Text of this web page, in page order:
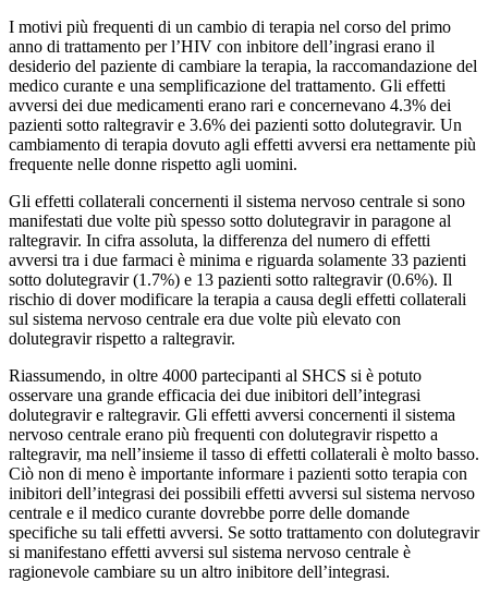
I motivi più frequenti di un cambio di terapia nel corso del primo
anno di trattamento per l’HIV con inbitore dell’ingrasi erano il
desiderio del paziente di cambiare la terapia, la raccomandazione del
medico curante e una semplificazione del trattamento. Gli effetti
avversi dei due medicamenti erano rari e concernevano 4.3% dei
pazienti sotto raltegravir e 3.6% dei pazienti sotto dolutegravir. Un
cambiamento di terapia dovuto agli effetti avversi era nettamente più
frequente nelle donne rispetto agli uomini.
Gli effetti collaterali concernenti il sistema nervoso centrale si sono
manifestati due volte più spesso sotto dolutegravir in paragone al
raltegravir. In cifra assoluta, la differenza del numero di effetti
avversi tra i due farmaci è minima e riguarda solamente 33 pazienti
sotto dolutegravir (1.7%) e 13 pazienti sotto raltegravir (0.6%). Il
rischio di dover modificare la terapia a causa degli effetti collaterali
sul sistema nervoso centrale era due volte più elevato con
dolutegravir rispetto a raltegravir.
Riassumendo, in oltre 4000 partecipanti al SHCS si è potuto
osservare una grande efficacia dei due inibitori dell’integrasi
dolutegravir e raltegravir. Gli effetti avversi concernenti il sistema
nervoso centrale erano più frequenti con dolutegravir rispetto a
raltegravir, ma nell’insieme il tasso di effetti collaterali è molto basso.
Ciò non di meno è importante informare i pazienti sotto terapia con
inibitori dell’integrasi dei possibili effetti avversi sul sistema nervoso
centrale e il medico curante dovrebbe porre delle domande
specifiche su tali effetti avversi. Se sotto trattamento con dolutegravir
si manifestano effetti avversi sul sistema nervoso centrale è
ragionevole cambiare su un altro inibitore dell’integrasi.